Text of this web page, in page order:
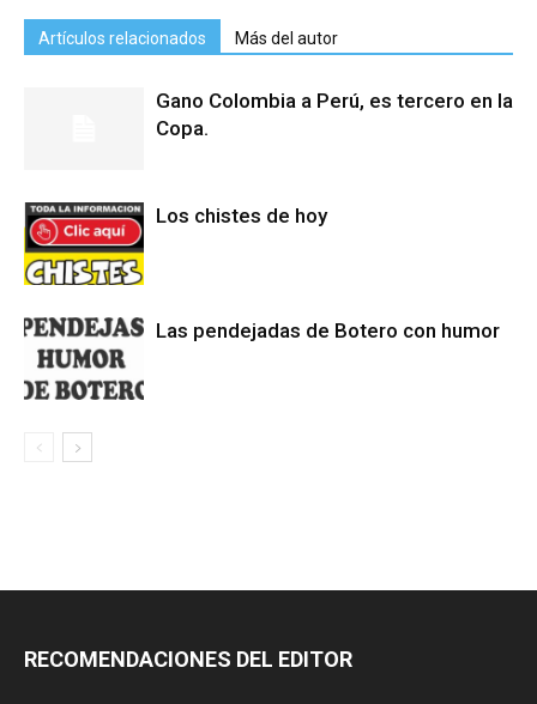
Artículos relacionados Más del autor
Gano Colombia a Perú, es tercero en la
Copa.
Los chistes de hoy
Las pendejadas de Botero con humor
RECOMENDACIONES DEL EDITOR